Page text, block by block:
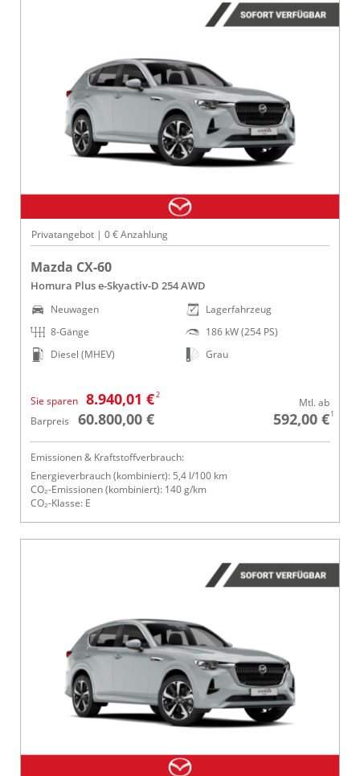
Privatangebot | 0 € Anzahlung
Mazda CX-60
Homura Plus e-Skyactiv-D 254 AWD
Neuwagen
8-Gänge
Diesel (MHEV)
Lagerfahrzeug
186 kW (254 PS)
Grau
Sie sparen 8.940,01 €2
Barpreis 60.800,00 €
Mtl. ab
592,00 €1
Emissionen & Kraftstoffverbrauch:
Energieverbrauch (kombiniert): 5,4 l/100 km
CO₂-Emissionen (kombiniert): 140 g/km
CO₂-Klasse: E